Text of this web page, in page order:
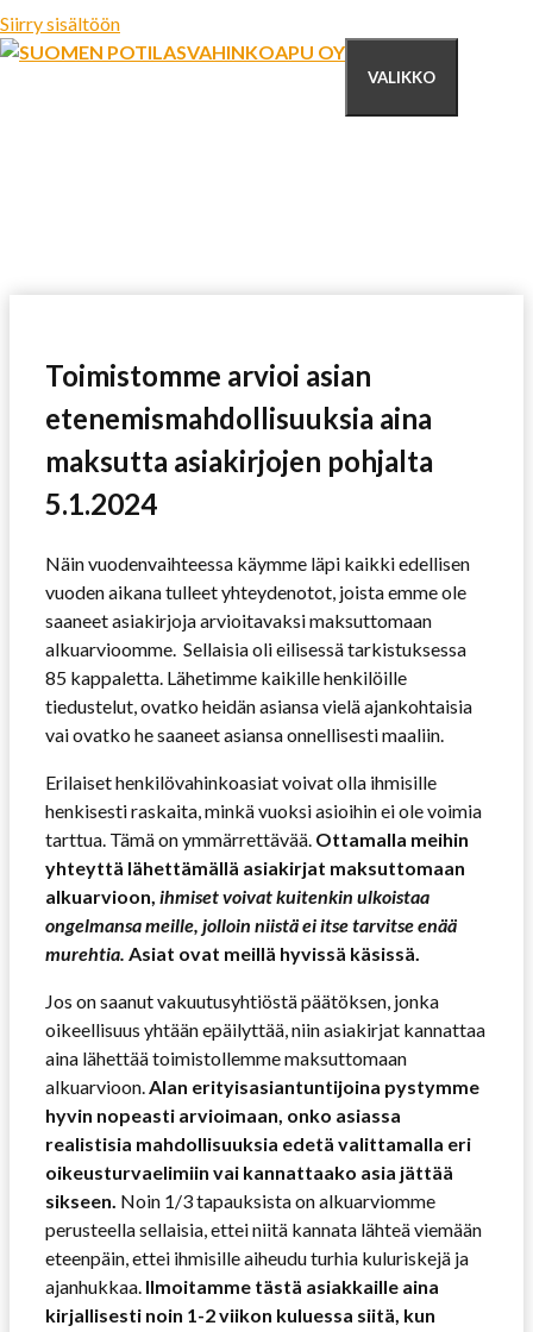
Siirry sisältöön
VALIKKO
Toimistomme arvioi asian
etenemismahdollisuuksia aina
maksutta asiakirjojen pohjalta
5.1.2024
Näin vuodenvaihteessa käymme läpi kaikki edellisen
vuoden aikana tulleet yhteydenotot, joista emme ole
saaneet asiakirjoja arvioitavaksi maksuttomaan
alkuarvioomme. Sellaisia oli eilisessä tarkistuksessa
85 kappaletta. Lähetimme kaikille henkilöille
tiedustelut, ovatko heidän asiansa vielä ajankohtaisia
vai ovatko he saaneet asiansa onnellisesti maaliin.
Erilaiset henkilövahinkoasiat voivat olla ihmisille
henkisesti raskaita, minkä vuoksi asioihin ei ole voimia
tarttua. Tämä on ymmärrettävää. Ottamalla meihin
yhteyttä lähettämällä asiakirjat maksuttomaan
alkuarvioon, ihmiset voivat kuitenkin ulkoistaa
ongelmansa meille, jolloin niistä ei itse tarvitse enää
murehtia. Asiat ovat meillä hyvissä käsissä.
Jos on saanut vakuutusyhtiöstä päätöksen, jonka
oikeellisuus yhtään epäilyttää, niin asiakirjat kannattaa
aina lähettää toimistollemme maksuttomaan
alkuarvioon.Alan erityisasiantuntijoina pystymme
hyvin nopeasti arvioimaan, onko asiassa
realistisia mahdollisuuksia edetä valittamalla eri
oikeusturvaelimiin vai kannattaako asia jättää
sikseen. Noin 1/3 tapauksista on alkuarviomme
perusteella sellaisia, ettei niitä kannata lähteä viemään
eteenpäin, ettei ihmisille aiheudu turhia kuluriskejä ja
ajanhukkaa. Ilmoitamme tästä asiakkaille aina
kirjallisesti noin 1-2 viikon kuluessa siitä, kun